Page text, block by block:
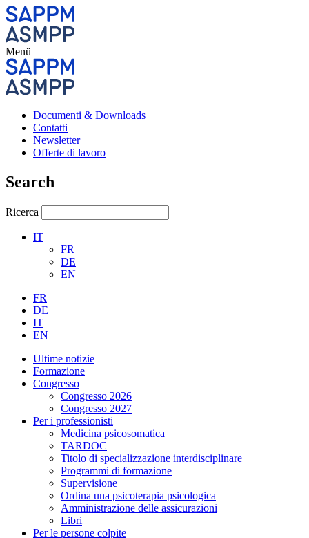
Menü
Documenti & Downloads
Contatti
Newsletter
Offerte di lavoro
Search
Ricerca
IT
FR
DE
EN
FR
DE
IT
EN
Ultime notizie
Formazione
Congresso
Congresso 2026
Congresso 2027
Per i professionisti
Medicina psicosomatica
TARDOC
Titolo di specializzazione interdisciplinare
Programmi di formazione
Supervisione
Ordina una psicoterapia psicologica
Amministrazione delle assicurazioni
Libri
Per le persone colpite